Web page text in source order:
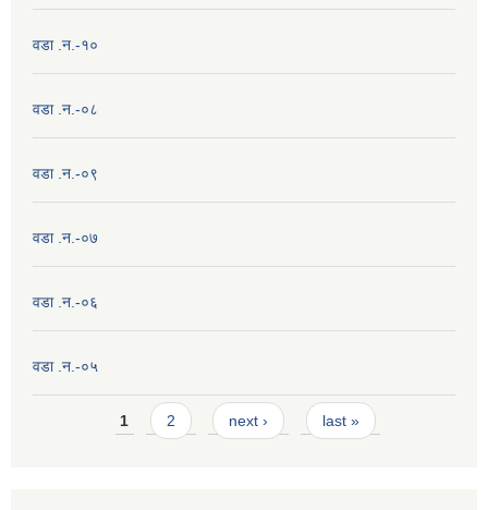
वडा .न.-१०
वडा .न.-०८
वडा .न.-०९
वडा .न.-०७
वडा .न.-०६
वडा .न.-०५
Pages1 2 next › last »